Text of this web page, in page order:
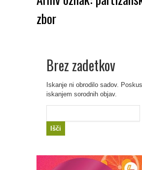
zbor
Brez zadetkov
Iskanje ni obrodilo sadov.
iskanjem sorodnih objav.